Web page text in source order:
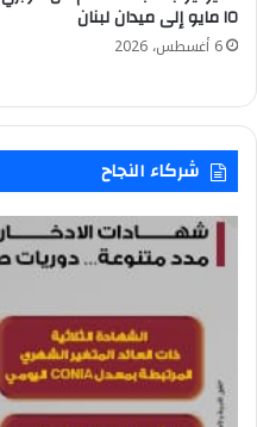
١٥ مايو إلى ميدان لبنان
6 أغسطس، 2026
شركاء النجاح